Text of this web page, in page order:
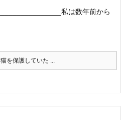
私は数年前から
猫を保護していた ...